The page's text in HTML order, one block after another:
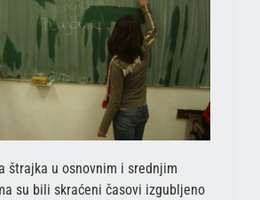
štrajka u osnovnim i srednjim
su bili skraćeni časovi izgubljeno